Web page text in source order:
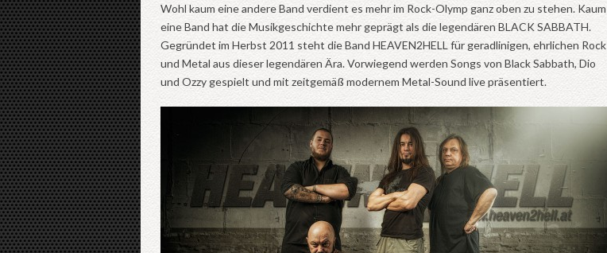
Wohl kaum eine andere Band verdient es mehr im Rock-Olymp ganz oben zu stehen. Kaum
eine Band hat die Musikgeschichte mehr geprägt als die legendären BLACK SABBATH.
Gegründet im Herbst 2011 steht die Band HEAVEN2HELL für geradlinigen, ehrlichen Rock
und Metal aus dieser legendären Ära. Vorwiegend werden Songs von Black Sabbath, Dio
und Ozzy gespielt und mit zeitgemäß modernem Metal-Sound live präsentiert.